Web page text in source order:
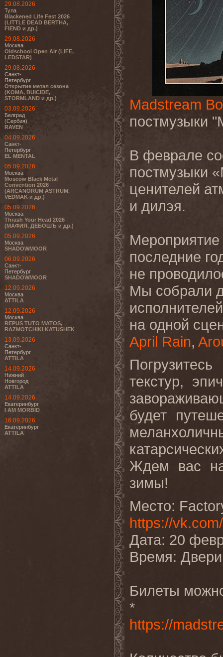
29.08.2026
Тула
Blackened Life Fest 2026
(LITTLE DEAD BERTHA,
FIEND и др.)
29.08.2026
Москва
Oldschool Open Air (LIFE,
LEDSTAR)
29.08.2026
Санкт-
Петербург
Открытие метал сезона
(KOMA, BUICIDE,
STORMLAND и др.)
03.09.2026
Белград
(Сербия)
RAVEN
04.09.2026
Санкт-
Петербург
EL MENTAL
05.09.2026
Москва
Moscow Black Metal
Convention 2026
(ARCANORUM ASTRUM,
VEDMAK и др.)
05.09.2026
Москва
Thrash Your Head 2026
(МАФИЯ, ДЕБОШЪ и др.)
05.09.2026
Москва
SHADOWMOOR
06.09.2026
Санкт-
Петербург
SHADOWMOOR
12.09.2026
Москва
ATTILA
12.09.2026
Москва
REPUS TUTO MATOS,
RAZMOTCHIKI KATUSHEK
13.09.2026
Санкт-
Петербург
ATTILA
14.09.2026
Нижний
Новгород
ATTILA
14.09.2026
Екатеринбург
I AM MORBID
16.09.2026
Екатеринбург
ATTILA
Madstream
постмузыки
В феврале
постмузыки
ценителей
и дилэя.
Мероприятие
последние
не
Мы собрали
на одной
April Rain,
текстур,
будет
Ждем вас
зимы!
Место:
https://
Дата: 20
Время:
Билеты
*
https://